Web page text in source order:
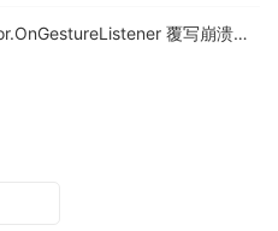
式。